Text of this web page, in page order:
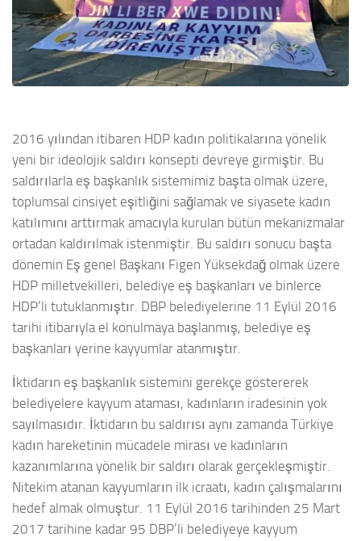
2016 yılından itibaren HDP kadın politikalarına yönelik
yeni bir ideolojik saldırı konsepti devreye girmiştir. Bu
saldırılarla eş başkanlık sistemimiz başta olmak üzere,
toplumsal cinsiyet eşitliğini sağlamak ve siyasete kadın
katılımını arttırmak amacıyla kurulan bütün mekanizmalar
ortadan kaldırılmak istenmiştir. Bu saldırı sonucu başta
dönemin Eş genel Başkanı Figen Yüksekdağ olmak üzere
HDP milletvekilleri, belediye eş başkanları ve binlerce
HDP’li tutuklanmıştır. DBP belediyelerine 11 Eylül 2016
tarihi itibarıyla el konulmaya başlanmış, belediye eş
başkanları yerine kayyumlar atanmıştır.
İktidarın eş başkanlık sistemini gerekçe göstererek
belediyelere kayyum ataması, kadınların iradesinin yok
sayılmasıdır. İktidarın bu saldırısı aynı zamanda Türkiye
kadın hareketinin mücadele mirası ve kadınların
kazanımlarına yönelik bir saldırı olarak gerçekleşmiştir.
Nitekim atanan kayyumların ilk icraatı, kadın çalışmalarını
hedef almak olmuştur. 11 Eylül 2016 tarihinden 25 Mart
2017 tarihine kadar 95 DBP’li belediyeye kayyum